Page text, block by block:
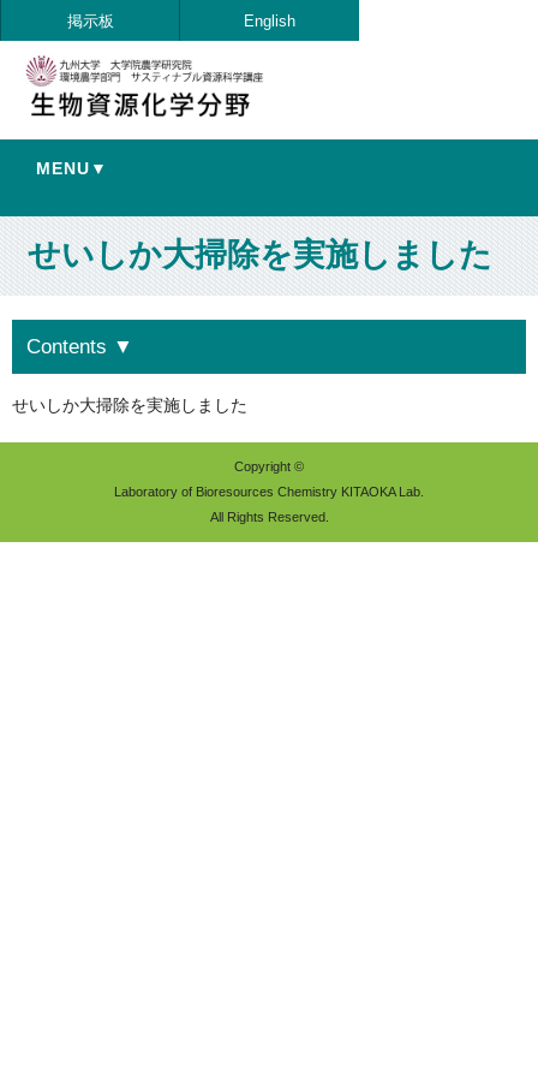
掲示板 English
MENU▼
せいしか大掃除を実施しました
せいしか大掃除を実施しました
Contents ▼
Copyright ©
Laboratory of Bioresources Chemistry KITAOKA Lab.
All Rights Reserved.